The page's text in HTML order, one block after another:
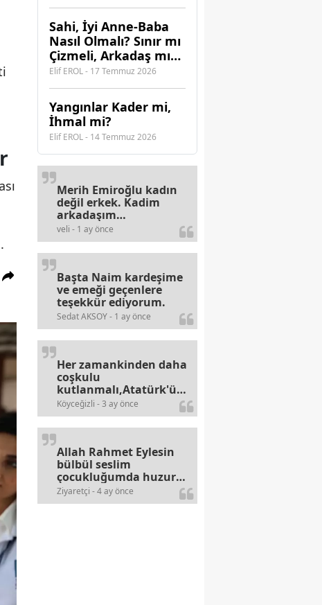
​Sahi, İyi Anne-Baba
Nasıl Olmalı? Sınır mı
Çizmeli, Arkadaş mı
Olmalı?
Elif EROL - 17 Temmuz 2026
Yangınlar Kader mi,
İhmal mi?
Elif EROL - 14 Temmuz 2026
veli - 1 ay önce
Merih Emiroğlu kadın
değil erkek. Kadim
arkadaşım
haberinizdeki hataya
gayb den
gülümsüyordur.
Sedat AKSOY - 1 ay önce
Başta Naim kardeşime
ve emeği geçenlere
teşekkür ediyorum.
Köyceğizli - 3 ay önce
Her zamankinden daha
coşkulu
kutlanmalı,Atatürk'ün
bayramlarına olan
alerjileri bitmez,bahane
arayan illaki bulur.
Ziyaretçi - 4 ay önce
Allah Rahmet Eylesin
bülbül seslim
çocukluğumda huzur
olurdu evimize.
Ablamla bağıra bağıra